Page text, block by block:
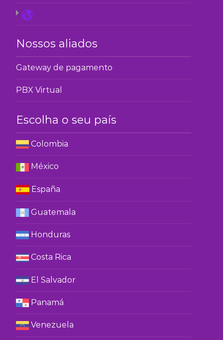
Nossos aliados
Gateway de pagamento
PBX Virtual
Escolha o seu país
Colombia
México
España
Guatemala
Honduras
Costa Rica
El Salvador
Panamá
Venezuela